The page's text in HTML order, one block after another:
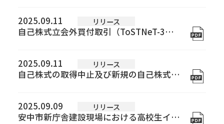
BIM
CIM and ICT施工
免震・制震技術【建築】
耐震補強【建築】
耐震補強【土木】
橋梁基礎関係
トンネル関係
下水道関係
グループ会社
採用情報
2008年
0202年
2025.09.11 リリース
自己株式立会外買付取引（ToSTNeT-3）による自己株式の買付に関するお知らせを掲載しました
2025.09.11 リリース
自己株式の取得中止及び新規の自己株式取得枠の設定に関するお知らせを掲載しました
2025.09.09 リリース
安中市新庁舎建設現場における高校生インターンシップを掲載しました